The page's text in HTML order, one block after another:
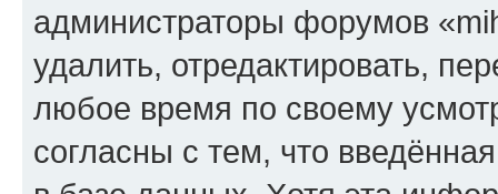
администраторы форумов
удалить, отредактировать,
любое время по своему
согласны с тем, что